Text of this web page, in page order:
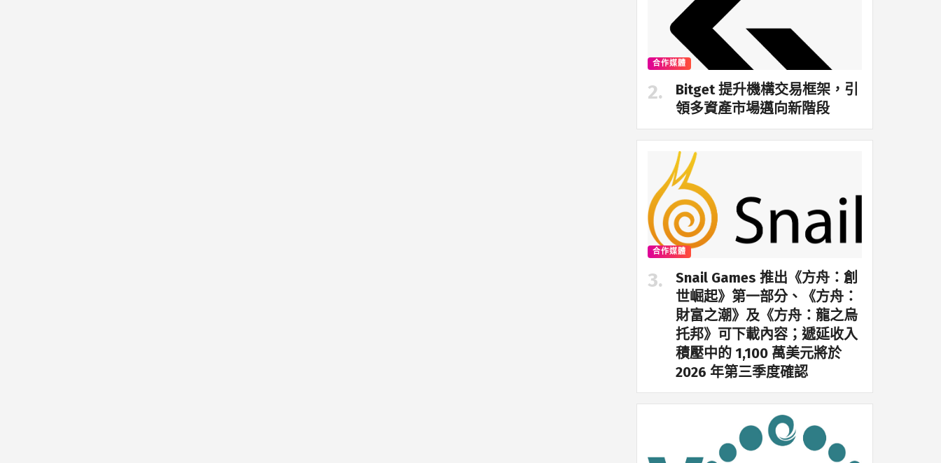
合作媒體
Bitget 提升機構交易框架，引
領多資產市場邁向新階段
合作媒體
Snail Games 推出《方舟：創
世崛起》第一部分、《方舟：
財富之潮》及《方舟：龍之烏
托邦》可下載內容；遞延收入
積壓中的 1,100 萬美元將於
2026 年第三季度確認